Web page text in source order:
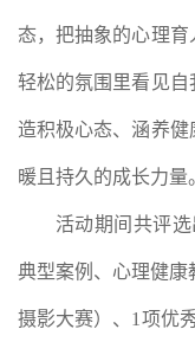
态，把抽象的心理
轻松的氛围里看见
造积极心态、涵养
暖且持久的成长力量
活动期间共评
典型案例、心理健康
摄影大赛）、1项优